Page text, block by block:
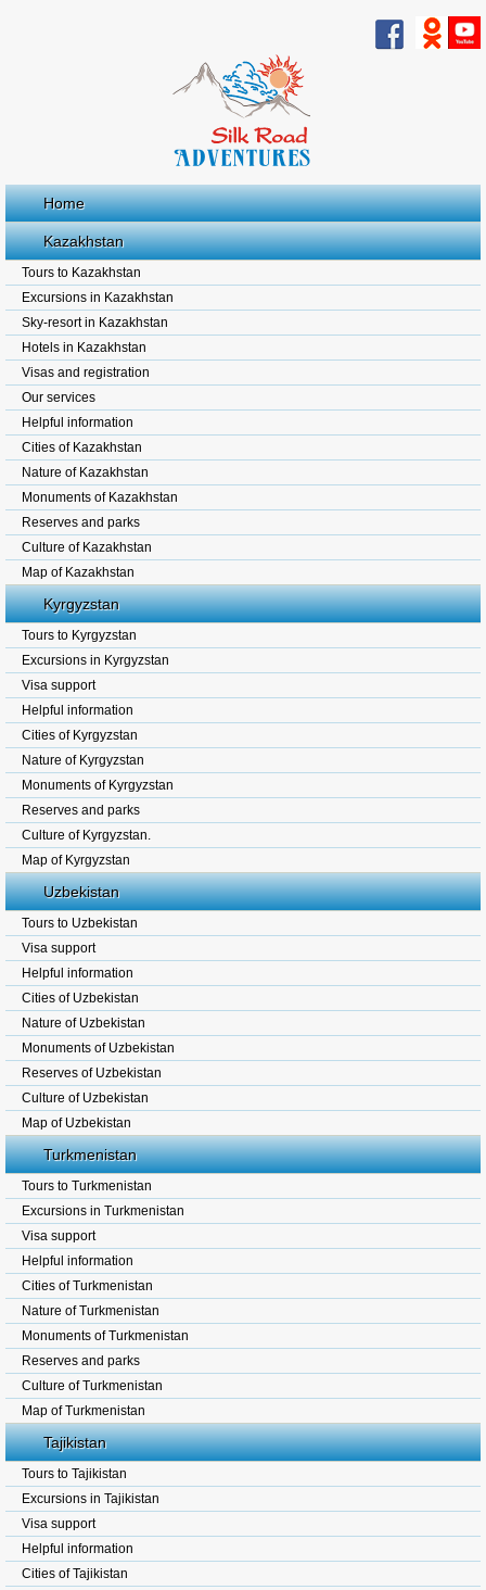
Home
Kazakhstan
Tours to Kazakhstan
Excursions in Kazakhstan
Sky-resort in Kazakhstan
Hotels in Kazakhstan
Visas and registration
Our services
Helpful information
Cities of Kazakhstan
Nature of Kazakhstan
Monuments of Kazakhstan
Reserves and parks
Culture of Kazakhstan
Map of Kazakhstan
Kyrgyzstan
Tours to Kyrgyzstan
Excursions in Kyrgyzstan
Visa support
Helpful information
Cities of Kyrgyzstan
Nature of Kyrgyzstan
Monuments of Kyrgyzstan
Reserves and parks
Culture of Kyrgyzstan.
Map of Kyrgyzstan
Uzbekistan
Tours to Uzbekistan
Visa support
Helpful information
Cities of Uzbekistan
Nature of Uzbekistan
Monuments of Uzbekistan
Reserves of Uzbekistan
Culture of Uzbekistan
Map of Uzbekistan
Turkmenistan
Tours to Turkmenistan
Excursions in Turkmenistan
Visa support
Helpful information
Cities of Turkmenistan
Nature of Turkmenistan
Monuments of Turkmenistan
Reserves and parks
Culture of Turkmenistan
Map of Turkmenistan
Tajikistan
Tours to Tajikistan
Excursions in Tajikistan
Visa support
Helpful information
Cities of Tajikistan